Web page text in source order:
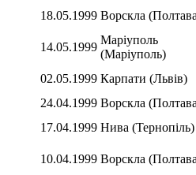
18.05.1999 Ворскла
14.05.1999
Маріуполь
(Маріуполь)
02.05.1999 Карпати (Львів)
24.04.1999 Ворскла
17.04.1999 Нива (Тернопіль)
10.04.1999 Ворскла